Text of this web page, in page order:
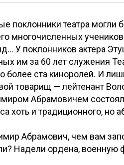
поклонники театра могли
многочисленных
У поклонников актера
им за 60 лет служения
более ста киноролей. И
товарищ — лейтенант
Абрамовичем
хоть и традиционного, но
Абрамович, чем вам
Надели ордена,